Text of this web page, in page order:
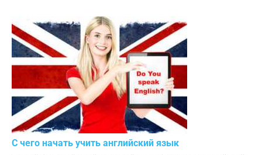
С чего начать учить английский язык